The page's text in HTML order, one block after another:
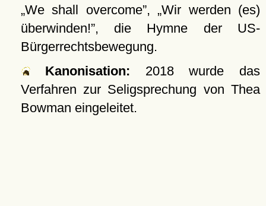
We shall overcome , Wir werden (es)
überwinden! , die Hymne der US-
Bürgerrechtsbewegung.
Kanonisation: 2018 wurde das
Verfahren zur Seligsprechung von Thea
Bowman eingeleitet.